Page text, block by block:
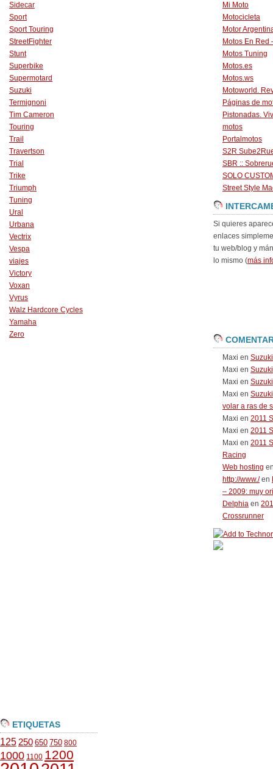
Sidecar
Sport
Sport Touring
StreetFighter
Stunt
Superbike
Supermotard
Suzuki
Termignoni
Tim Cameron
Touring
Trail
Travertson
Trial
Trike
Triumph
Tuning
Ural
Urbana
Vectrix
Vespa
viajes
Victory
Voxan
Vyrus
Walz Hardcore Cycles
Yamaha
Zero
ETIQUETAS
125 250 650 750 800
1000 1100 1200
Mi Moto
Motocicleta
Motor
Motos En Red
Motos Tuning
Motos.es
Motos.ws
Motoworld.
Páginas de
Pistonadas.
motos
Portalmotos
S2R
SBR ::
SOLO
Street Style
Si quieres
enlaces
tu web/blog y
lo mismo (más
Maxi en
Maxi en
Maxi en
Maxi en
volar a ras de
Maxi en 2011
Maxi en 2011
Maxi en 2011
Racing
Web hosting
http://www./en
– 2009: muy
Delphia en
Crossrunner